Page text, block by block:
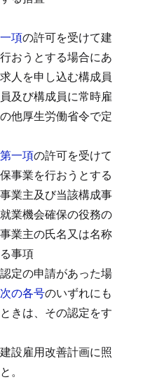
項の許可を受けて建
おうとする場合にあ
人を申し込む構成員
及び構成員に常時雇
他厚生労働省令で定
一項の許可を受けて
事業を行おうとする
業主及び当該構成事
業機会確保の役務の
業主の氏名又は名称
事項
定の申請があった場
次の各号のいずれにも
きは、その認定をす
設雇用改善計画に照
。